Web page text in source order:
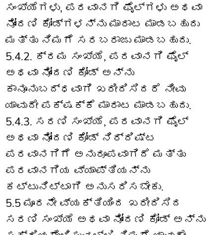
ಸಂಖ್ಯೆಗಳು, ಪರವಾನಗಿ ಫೈಲ್‌ಗಳು ಅಥವಾ
ನೋಂದಣಿ ಕೋಡ್‌ಗಳನ್ನು ಮಾರಾಟ ಮಾಡಬಹುದು
ಮತ್ತು ನಿಮಗೆ ಸರಬರಾಜು ಮಾಡಬಹುದು.
5.4.2. ಕ್ರಮ ಸಂಖ್ಯೆ, ಪರವಾನಗಿ ಫೈಲ್
ಅಥವಾ ನೋಂದಣಿ ಕೋಡ್ ಅನ್ನು
ಕಾನೂನುಬದ್ಧವಾಗಿ ಖರೀದಿಸಿದರೆ ನೀವು
ಯಾವುದೇ ಪಕ್ಷಕ್ಕೆ ಮಾರಾಟ ಮಾಡಬಹುದು.
5.4.3. ಸರಣಿ ಸಂಖ್ಯೆ, ಪರವಾನಗಿ ಫೈಲ್
ಅಥವಾ ನೋಂದಣಿ ಕೋಡ್ ನಿರ್ದಿಷ್ಟ
ಪರವಾನಗಿಗೆ ಅನುರೂಪವಾಗಿದೆ ಮತ್ತು
ಪರವಾನಗಿಯ ವ್ಯಾಪ್ತಿಯನ್ನು
ಕಟ್ಟುನಿಟ್ಟಾಗಿ ಅನುಸರಿಸಬೇಕು.
5.5 ಮೂರನೇ ವ್ಯಕ್ತಿಯಿಂದ ಖರೀದಿಸಿದ
ಸರಣಿ ಸಂಖ್ಯೆ ಅಥವಾ ನೋಂದಣಿ ಕೋಡ್ ಅನ್ನು